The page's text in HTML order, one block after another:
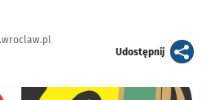
Udostępnijartykuł